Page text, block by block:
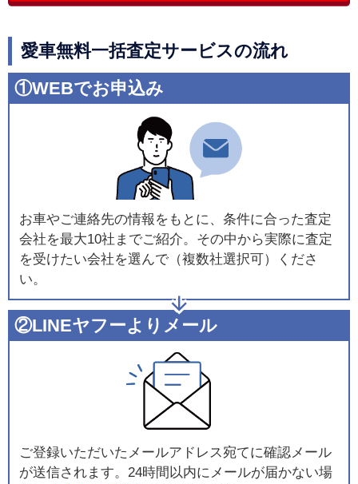
愛車無料一括査定サービスの流れ
①WEBでお申込み
お車やご連絡先の情報をもとに、条件に合った査定
会社を最大10社までご紹介。その中から実際に査定
を受けたい会社を選んで（複数社選択可）くださ
い。
②LINEヤフーよりメール
ご登録いただいたメールアドレス宛てに確認メール
が送信されます。24時間以内にメールが届かない場